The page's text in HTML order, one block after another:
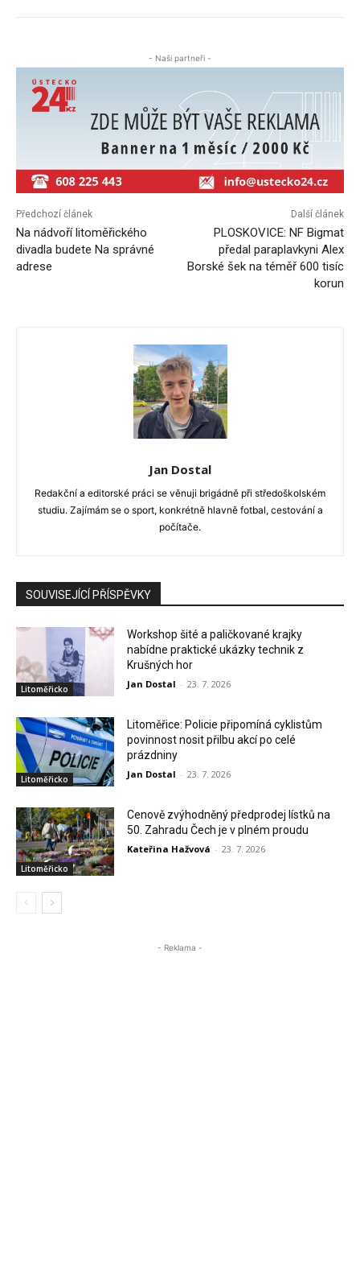
- Naši partneři -
Předchozí článek
Na nádvoří litoměřického
divadla budete Na správné
adrese
Další článek
PLOSKOVICE: NF Bigmat
předal paraplavkyni Alex
Borské šek na téměř 600 tisíc
korun
Jan Dostal
Redakční a editorské práci se věnuji brigádně při středoškolském
studiu. Zajímám se o sport, konkrétně hlavně fotbal, cestování a
počítače.
SOUVISEJÍCÍ PŘÍSPĚVKY
Litoměřicko
Workshop šité a paličkované krajky
nabídne praktické ukázky technik z
Krušných hor
Jan Dostal - 23. 7. 2026
Litoměřicko
Litoměřice: Policie připomíná cyklistům
povinnost nosit přilbu akcí po celé
prázdniny
Jan Dostal - 23. 7. 2026
Litoměřicko
Cenově zvýhodněný předprodej lístků na
50. Zahradu Čech je v plném proudu
Kateřina Hažvová - 23. 7. 2026
- Reklama -